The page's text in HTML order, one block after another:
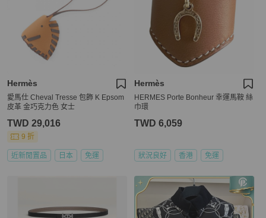
Hermès
愛馬仕 Cheval Tresse 包飾 K Epsom
皮革 金巧克力色 女士
TWD 29,016
9 折
近新閒置品 日本 免運
Hermès
HERMES Porte Bonheur 幸運馬鞍 絲
巾環
TWD 6,059
狀況良好 香港 免運